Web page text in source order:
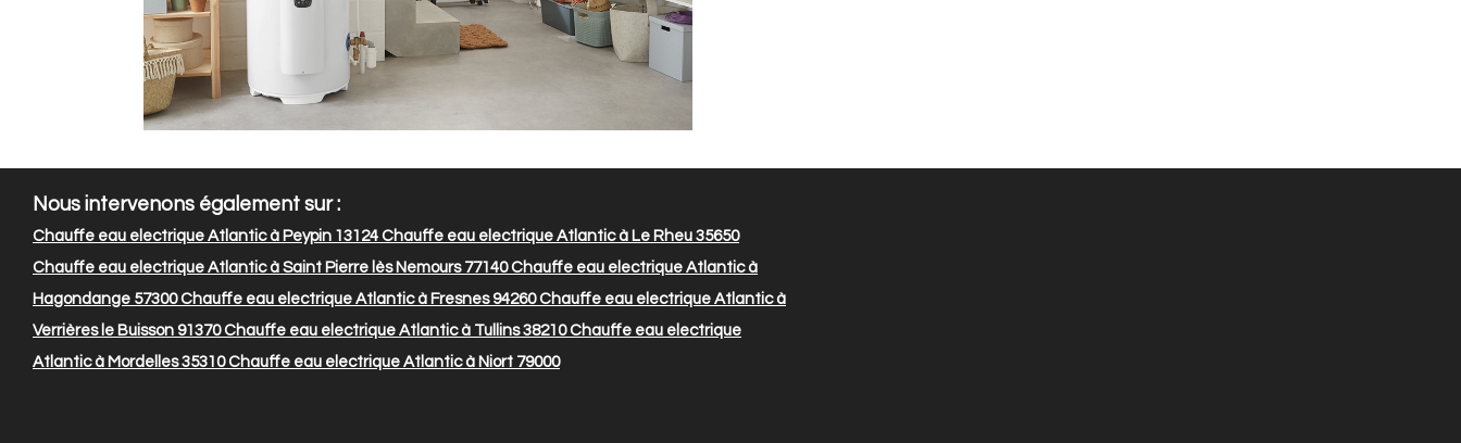
Nous intervenons également sur :
Chauffe eau electrique Atlantic à Peypin 13124 Chauffe eau electrique Atlantic à Le Rheu 35650
Chauffe eau electrique Atlantic à Saint Pierre lès Nemours 77140Chauffe eau electrique Atlantic à
Hagondange 57300Chauffe eau electrique Atlantic à Fresnes 94260Chauffe eau electrique Atlantic à
Verrières le Buisson 91370Chauffe eau electrique Atlantic à Tullins 38210Chauffe eau electrique
Atlantic à Mordelles 35310Chauffe eau electrique Atlantic à Niort 79000